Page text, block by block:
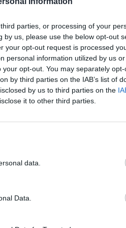
parties, or processing of your
us, please use the below opt-out
your opt-out request is processed
personal information utilized by us
opt-out. You may separately
by third parties on the IAB’s list of
by us to third parties on the
it to other third parties.
data.
Data.
που
που η γυναίκα
Κηφισίας, στο
διάβαση.
η ηλικιωμένη με
μηχανάκι,
έδαφος. Λίγα